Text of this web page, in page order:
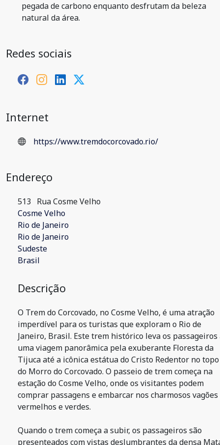
pegada de carbono enquanto desfrutam da beleza
natural da área.
Redes sociais
Internet
https://www.tremdocorcovado.rio/
Endereço
513
Rua Cosme Velho
Cosme Velho
Rio de Janeiro
Rio de Janeiro
Sudeste
Brasil
Descrição
O Trem do Corcovado, no Cosme Velho, é uma atração
imperdível para os turistas que exploram o Rio de
Janeiro, Brasil. Este trem histórico leva os passageiros
uma viagem panorâmica pela exuberante Floresta da
Tijuca até a icônica estátua do Cristo Redentor no topo
do Morro do Corcovado. O passeio de trem começa na
estação do Cosme Velho, onde os visitantes podem
comprar passagens e embarcar nos charmosos vagões
vermelhos e verdes.
Quando o trem começa a subir, os passageiros são
presenteados com vistas deslumbrantes da densa